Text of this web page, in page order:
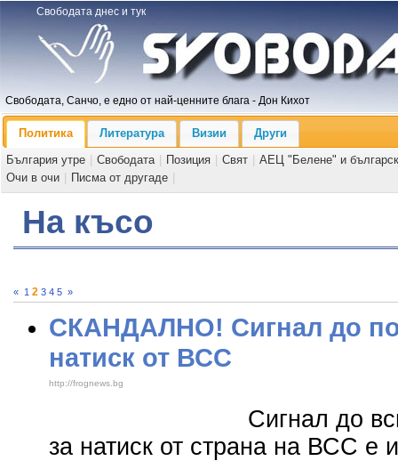
Свободата днес и тук
Свободата, Санчо, е едно от най-ценните блага - Дон Кихот
Политика Литература Визии
Други
България утре
Свободата Позиция Свят
АЕЦ "Белене" и
Очи в очи
Писма от другаде
На късо
« 1 2 3 4 5 »
СКАНДАЛНО! Сигнал до
натиск от ВСС
http://frognews.bg
Сигнал до всички
за натиск от страна на ВСС е